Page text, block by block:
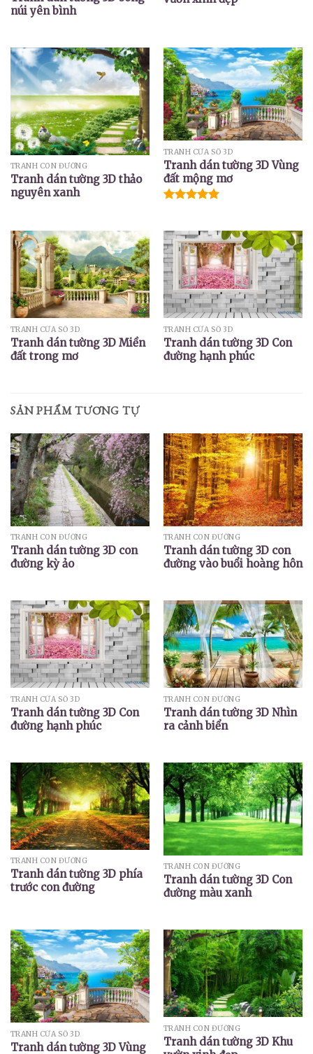
núi yên bình
TRANH CON ĐƯỜNG
Tranh dán tường 3D thảo
nguyên xanh
TRANH CỬA SỔ 3D
Tranh dán tường 3D Vùng
đất mộng mơ
5 sao
TRANH CỬA SỔ 3D
Tranh dán tường 3D Miền
đất trong mơ
TRANH CỬA SỔ 3D
Tranh dán tường 3D Con
đường hạnh phúc
SẢN PHẨM TƯƠNG TỰ
TRANH CON ĐƯỜNG
Tranh dán tường 3D con
đường kỳ ảo
TRANH CON ĐƯỜNG
Tranh dán tường 3D con
đường vào buổi hoàng hôn
TRANH CỬA SỔ 3D
Tranh dán tường 3D Con
đường hạnh phúc
TRANH CON ĐƯỜNG
Tranh dán tường 3D Nhìn
ra cảnh biển
TRANH CON ĐƯỜNG
Tranh dán tường 3D phía
trước con đường
TRANH CON ĐƯỜNG
Tranh dán tường 3D Con
đường màu xanh
TRANH CỬA SỔ 3D
Tranh dán tường 3D Vùng
TRANH CON ĐƯỜNG
Tranh dán tường 3D Khu